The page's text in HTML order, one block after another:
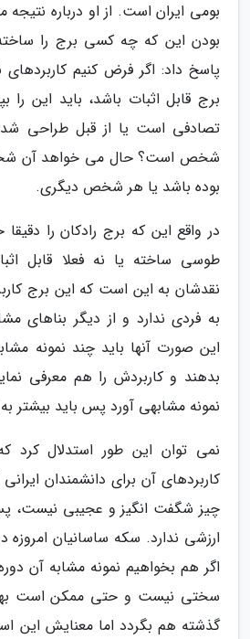
بومی ایران است. از او درباره
بودن این که چه کسی برج را
پاسخ داد: اگر فرض کنیم
برج قابل اثبات باشد، باید این
تصادفی است یا از قبل طراحی
شخص است؟ حال می خواهد آن
بوده باشد یا هر شخص دیگری.
در واقع این که برج رادکان را
طوسی ساخته یا نه فعلا قابل
نقدشان به این است که این برج
به فردی ندارد و از دیگر بناهای
این صورت آنها باید چند نمونه
بدهند و کاربردش را هم معرفی
نمونه مشابهی آورد پس باید بیشتر
نمی توان این طور استدلال کرد
کاربردهای آن برای دانشمندان
چیز شگفت انگیز و عجیبی نیست،
ارزشی ندارد. سکه ساسانیان
اگر هم بخواهیم نمونه مشابه آن دوره
سختی نیست و حتی ممکن است
گذشته هم بگردد اما معنایش این